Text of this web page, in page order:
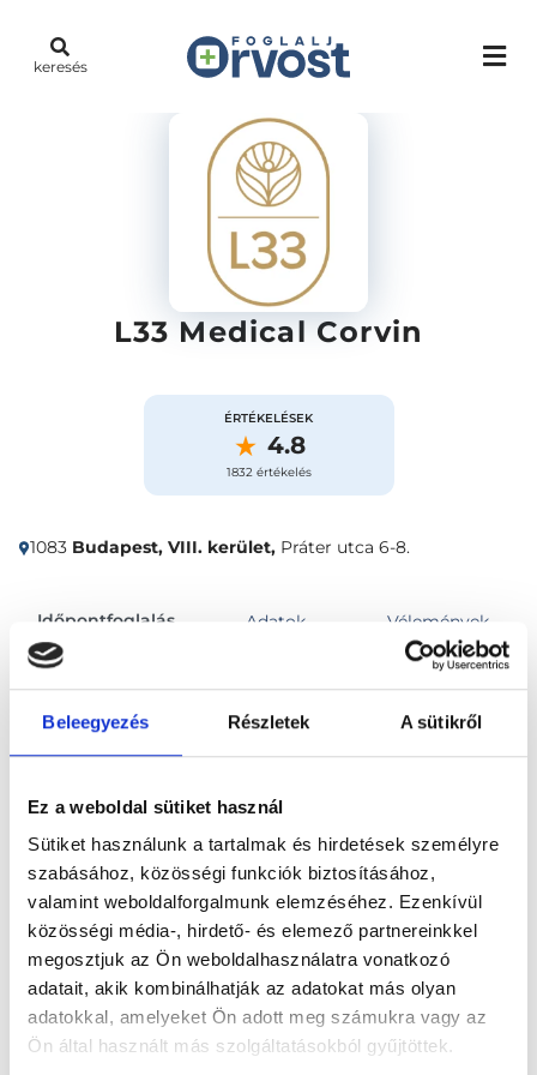
Beleegyezés Részletek A sütikről
Ez a weboldal sütiket használ
Sütiket használunk a tartalmak és hirdetések személyre
szabásához, közösségi funkciók biztosításához,
valamint weboldalforgalmunk elemzéséhez. Ezenkívül
közösségi média-, hirdető- és elemező partnereinkkel
megosztjuk az Ön weboldalhasználatra vonatkozó
adatait, akik kombinálhatják az adatokat más olyan
adatokkal, amelyeket Ön adott meg számukra vagy az
Ön által használt más szolgáltatásokból gyűjtöttek.
keresés
L33 Medical Corvin
ÉRTÉKELÉSEK
4.8
1832 értékelés
1083 Budapest, VIII. kerület, Práter utca 6-8.
Időpontfoglalás Adatok Vélemények
Főoldal Klinikák
Kardiológus, Budapest, VIII. kerület